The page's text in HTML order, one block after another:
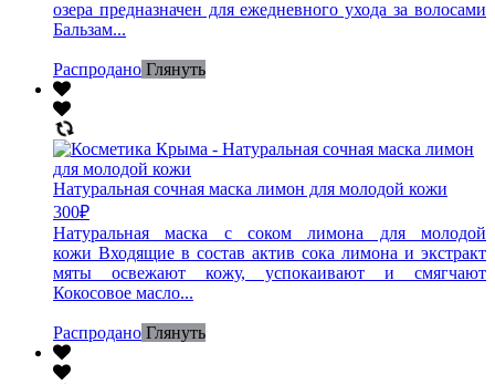
озера предназначен для ежедневного ухода за волосами
Бальзам...
Распродано Глянуть
Натуральная сочная маска лимон для молодой кожи
300₽
Натуральная маска с соком лимона для молодой
кожи Входящие в состав актив сока лимона и экстракт
мяты освежают кожу, успокаивают и смягчают
Кокосовое масло...
Распродано Глянуть